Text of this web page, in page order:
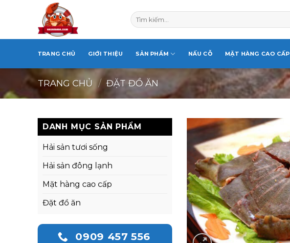
Tìm
kiếm:
TRANG CHỦ GIỚI THIỆU SẢN PHẨM NẤU CỖ MẶT HÀNG CAO CẤP
TRANG CHỦ / ĐẶT ĐỒ ĂN
DANH MỤC SẢN PHẨM
Hải sản tươi sống
Hải sản đông lạnh
Mặt hàng cao cấp
Đặt đồ ăn
0909 457 556